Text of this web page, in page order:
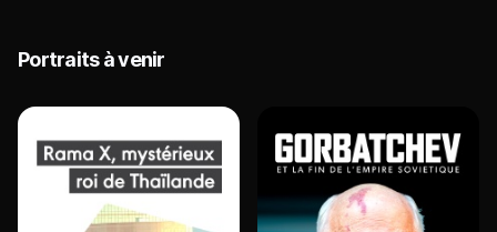
Portraits à venir